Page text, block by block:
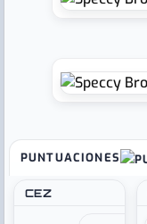
PUNTUACIONES
CEZ